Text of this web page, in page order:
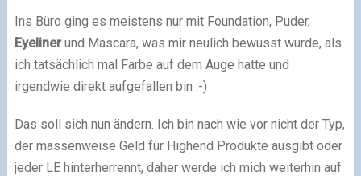
Ins Büro ging es meistens nur mit Foundation, Puder,
Eyelinerund Mascara, was mir neulich bewusst wurde, als
ich tatsächlich mal Farbe auf dem Auge hatte und
irgendwie direkt aufgefallen bin :-)
Das soll sich nun ändern. Ich bin nach wie vor nicht der Typ,
der massenweise Geld für Highend Produkte ausgibt oder
jeder LE hinterherrennt, daher werde ich mich weiterhin auf